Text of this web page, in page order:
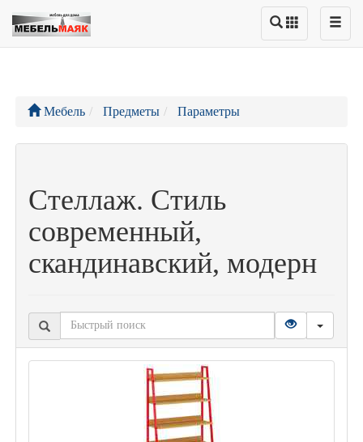
Мебель Предметы Параметры
Стеллаж. Стиль
современный,
скандинавский, модерн